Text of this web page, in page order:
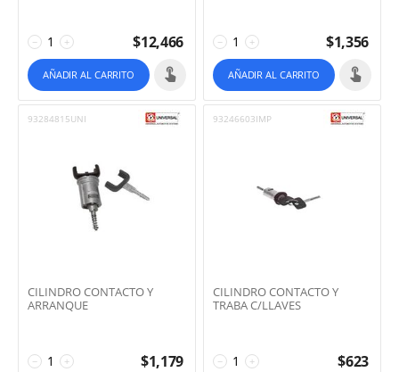
+
− $12,466
AÑADIR AL CARRITO
+
− $1,356
AÑADIR AL CARRITO
93284815UNI
CILINDRO CONTACTO Y
ARRANQUE
+
− $1,179
93246603IMP
CILINDRO CONTACTO Y
TRABA C/LLAVES
+
− $623